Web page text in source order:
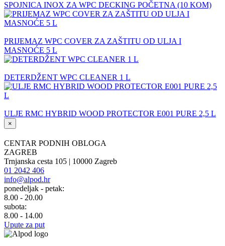
SPOJNICA INOX ZA WPC DECKING POČETNA (10 KOM)
PRIJEMAZ WPC COVER ZA ZAŠTITU OD ULJA I
MASNOĆE 5 L
DETERDŽENT WPC CLEANER 1 L
ULJE RMC HYBRID WOOD PROTECTOR E001 PURE 2,5 L
×
CENTAR PODNIH OBLOGA
ZAGREB
Trnjanska cesta 105 | 10000 Zagreb
01 2042 406
info@alpod.hr
ponedeljak - petak:
8.00 - 20.00
subota:
8.00 - 14.00
Upute za put